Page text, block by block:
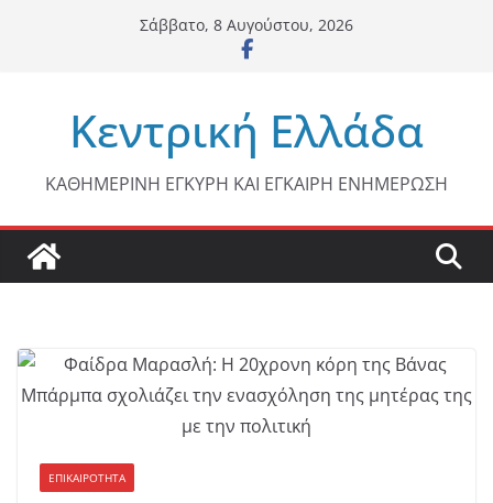
Σάββατο, 8 Αυγούστου, 2026
Κεντρική Ελλάδα
ΚΑΘΗΜΕΡΙΝΗ ΕΓΚΥΡΗ ΚΑΙ ΕΓΚΑΙΡΗ ΕΝΗΜΕΡΩΣΗ
ΕΠΙΚΑΙΡΟΤΗΤΑ